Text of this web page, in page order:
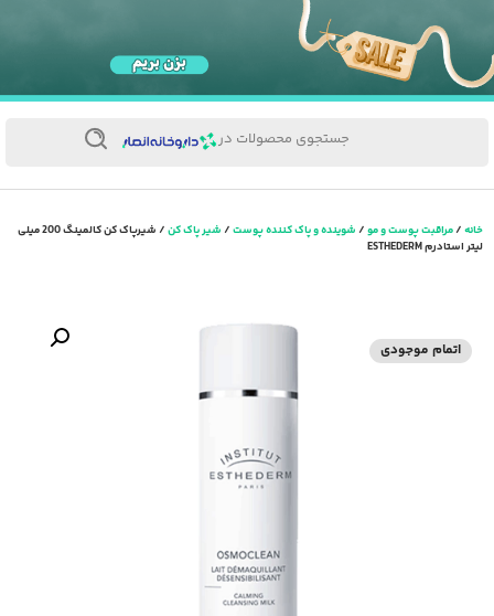
جستجوی محصولات در
خانه/مراقبت پوست و مو/شوینده و پاک کننده پوست/شیر پاک کن
/ شیرپاک کن کالمینگ 200 میلی
لیتر استادرم ESTHEDERM
اتمام موجودی